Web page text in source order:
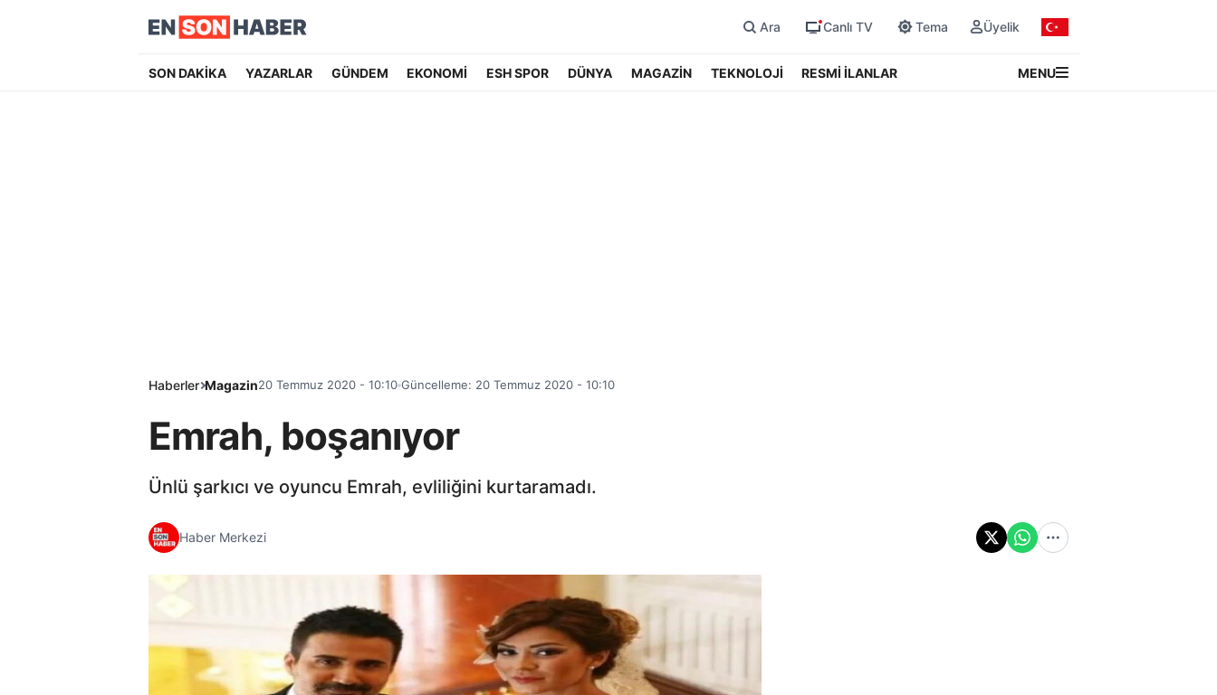
Ara Canlı TV Tema Üyelik
SON DAKİKA YAZARLAR GÜNDEM EKONOMİ ESH SPOR DÜNYA MAGAZİN TEKNOLOJİ RESMİ İLANLAR MENU
Haberler Magazin20 Temmuz 2020 - 10:10 Güncelleme: 20 Temmuz 2020 - 10:10
Emrah, boşanıyor
Ünlü şarkıcı ve oyuncu Emrah, evliliğini kurtaramadı.
Haber Merkezi